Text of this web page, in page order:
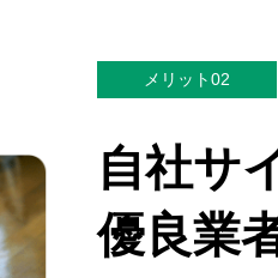
メリット02
自社サ
優良業